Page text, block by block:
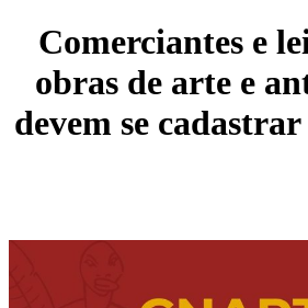
Comerciantes e
obras de arte e
devem se